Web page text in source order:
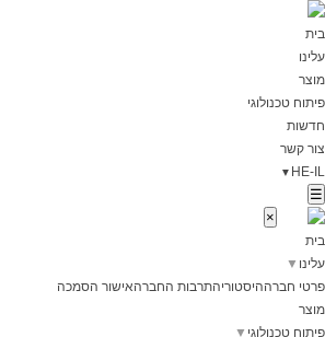
בית
עלינו
מוצר
פיתוח טכנולוגי
חדשות
צור קשר
HE-IL
▼
☰
×
בית
עלינו ▼
פרטי חברההיסטוריהתרבות החברהאישור הסמכה
מוצר
פיתוח טכנולוגי ▼